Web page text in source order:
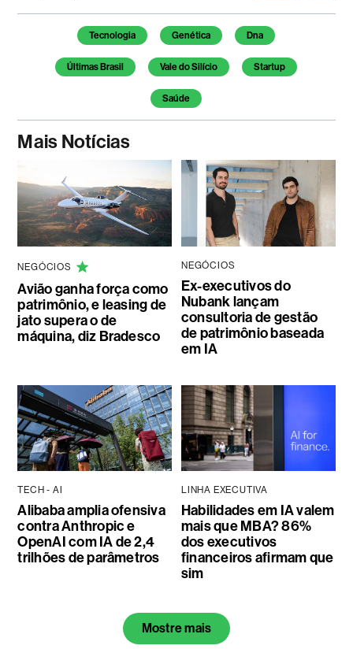
Temas deste artigo
Tecnologia Genética Dna
Últimas Brasil Vale do Silício Startup
Saúde
Mais Notícias
NEGÓCIOS
Avião ganha força como
patrimônio, e leasing de
jato supera o de
máquina, diz Bradesco
NEGÓCIOS
Ex-executivos do
Nubank lançam
consultoria de gestão
de patrimônio baseada
em IA
TECH - AI
Alibaba amplia ofensiva
contra Anthropic e
OpenAI com IA de 2,4
trilhões de parâmetros
LINHA EXECUTIVA
Habilidades em IA valem
mais que MBA? 86%
dos executivos
financeiros afirmam que
sim
Mostre mais